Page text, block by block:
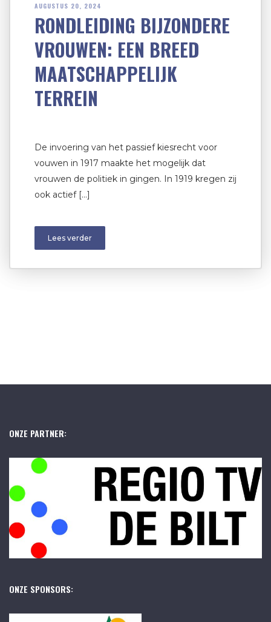
AUGUSTUS 20, 2024
RONDLEIDING BIJZONDERE
VROUWEN: EEN BREED
MAATSCHAPPELIJK
TERREIN
De invoering van het passief kiesrecht voor
vouwen in 1917 maakte het mogelijk dat
vrouwen de politiek in gingen. In 1919 kregen zij
ook actief […]
Lees verder
ONZE PARTNER:
ONZE SPONSORS: